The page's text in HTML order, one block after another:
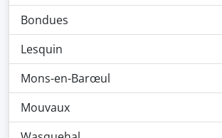
Bondues
Lesquin
Mons-en-Barœul
Mouvaux